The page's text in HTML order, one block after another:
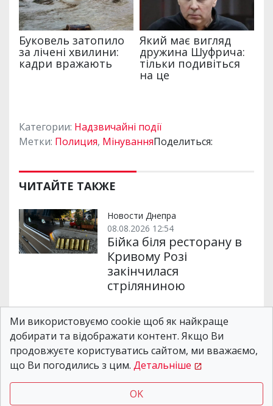
Категории: Надзвичайні події
Метки: Полиция, МінуванняПоделиться:
ЧИТАЙТЕ ТАКЖЕ
Новости Днепра
08.08.2026 12:54
Бійка біля ресторану в
Кривому Розі
закінчилася
стріляниною
Новости Днепра
08.08.2026 13:58
Хотіли $5 тисяч і два
автомобілі: у
Павлограді затримали
підозрюваних у
Ми використовуємо cookie щоб як найкраще
добирати та відображати контент. Якщо Ви
продовжуєте користуватись сайтом, ми вважаємо,
що Ви погодились з цим. Детальніше
OK